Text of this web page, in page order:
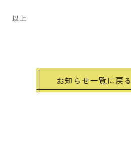
以上
お知らせ一覧に戻る